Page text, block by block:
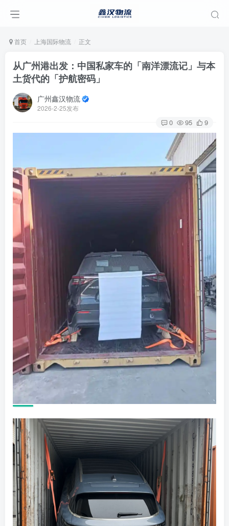
首页 上海国际物流 正文
从广州港出发：中国私家车的「南洋漂流记」与本
土货代的「护航密码」
广州鑫汉物流
2026-2-25发布
0 95 9